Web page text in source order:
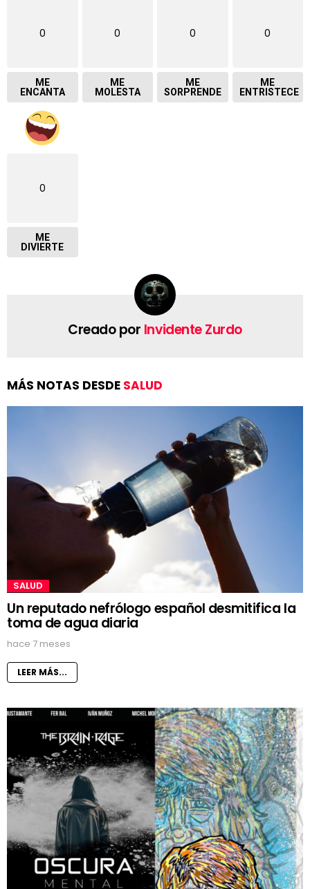
0
ME
ENCANTA
0
ME
MOLESTA
0
ME
SORPRENDE
0
ME
ENTRISTECE
0
ME
DIVIERTE
Creado por Invidente Zurdo
MÁS NOTAS DESDE SALUD
SALUD
Un reputado nefrólogo español desmitifica la
toma de agua diaria
hace 7 meses
LEER MÁS...